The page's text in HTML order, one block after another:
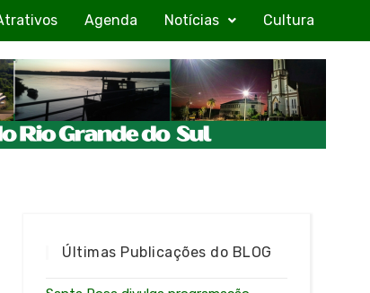
Agenda Notícias Cultura
Últimas Publicações do BLOG